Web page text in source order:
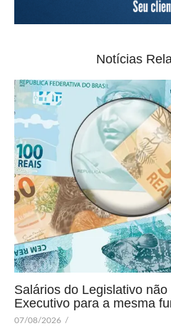
Notícias
Salários do Legislativo
Executivo para a mesma
07/08/2026 /